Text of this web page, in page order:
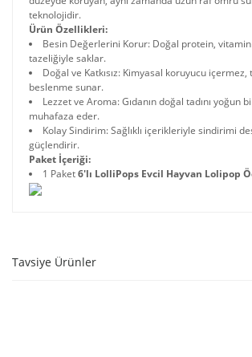
teknolojidir.
Ürün Özellikleri:
Besin Değerlerini Korur: Doğal protein,
tazeliğiyle saklar.
Doğal ve Katkısız: Kimyasal koruyucu
beslenme sunar.
Lezzet ve Aroma: Gıdanın doğal tadını yoğun
muhafaza eder.
Kolay Sindirim: Sağlıklı içerikleriyle sindirimi
güçlendirir.
Paket İçeriği:
1 Paket6'lı LolliPops Evcil Hayvan Lolipop
Tavsiye Ürünler